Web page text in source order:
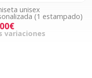
unisex
(1 estampado)
variaciones